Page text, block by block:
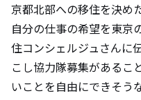
京都北部への移住を決め
自分の仕事の希望を東京
住コンシェルジュさんに
こし協力隊募集があるこ
いことを自由にできそう